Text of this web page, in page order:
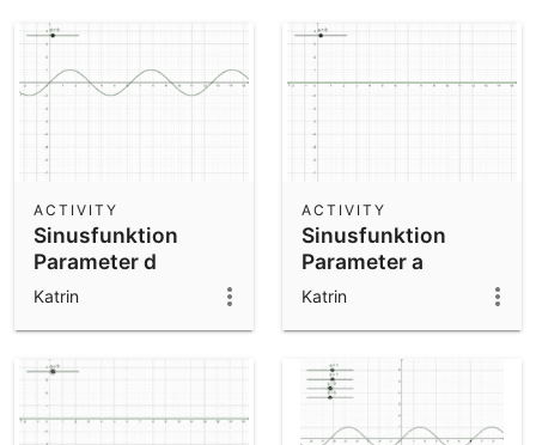
Sinusfunktion
Parameter d
ACTIVITY
Katrin
Sinusfunktion
Parameter a
ACTIVITY
Katrin